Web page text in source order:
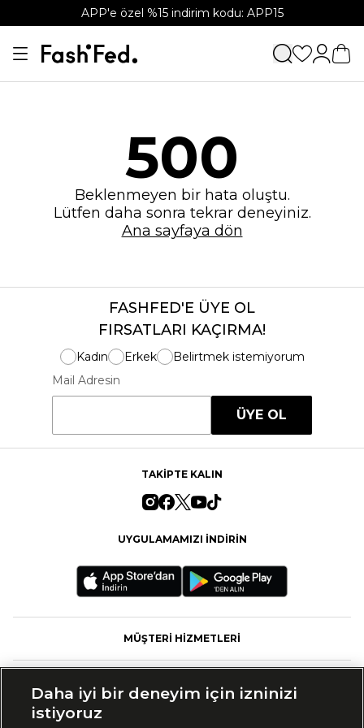
APP'e özel %15 indirim kodu: APP15
500
Beklenmeyen bir hata oluştu.
Lütfen daha sonra tekrar deneyiniz.
Ana sayfaya dön
FASHFED'E ÜYE OL
FIRSATLARI KAÇIRMA!
Kadın Erkek
Belirtmek istemiyorum
Mail Adresin
ÜYE OL
TAKİPTE KALIN
UYGULAMAMIZI İNDİRİN
MÜŞTERİ HİZMETLERİ
Daha iyi bir deneyim için izninizi
istiyoruz